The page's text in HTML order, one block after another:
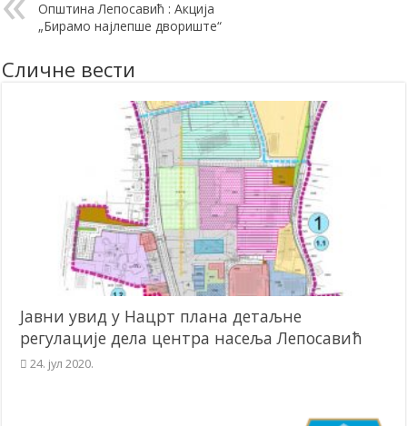
Општина Лепосавић : Акција
„Бирамо најлепше двориште“
Сличне вести
Јавни увид у Нацрт плана детаљне
регулације дела центра насеља Лепосавић
24. јул 2020.